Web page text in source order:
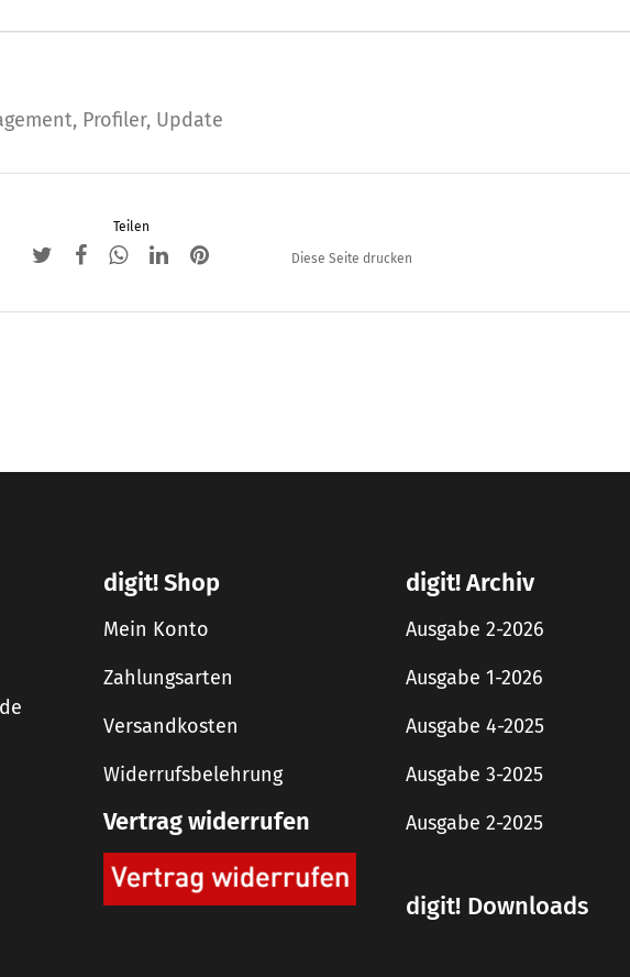
, Profiler, Update
Teilen
Diese Seite drucken
digit! Shop
Mein Konto
Zahlungsarten
Versandkosten
Widerrufsbelehrung
Vertrag widerrufen
digit! Archiv
Ausgabe 2-2026
Ausgabe 1-2026
Ausgabe 4-2025
Ausgabe 3-2025
Ausgabe 2-2025
digit! Downloads